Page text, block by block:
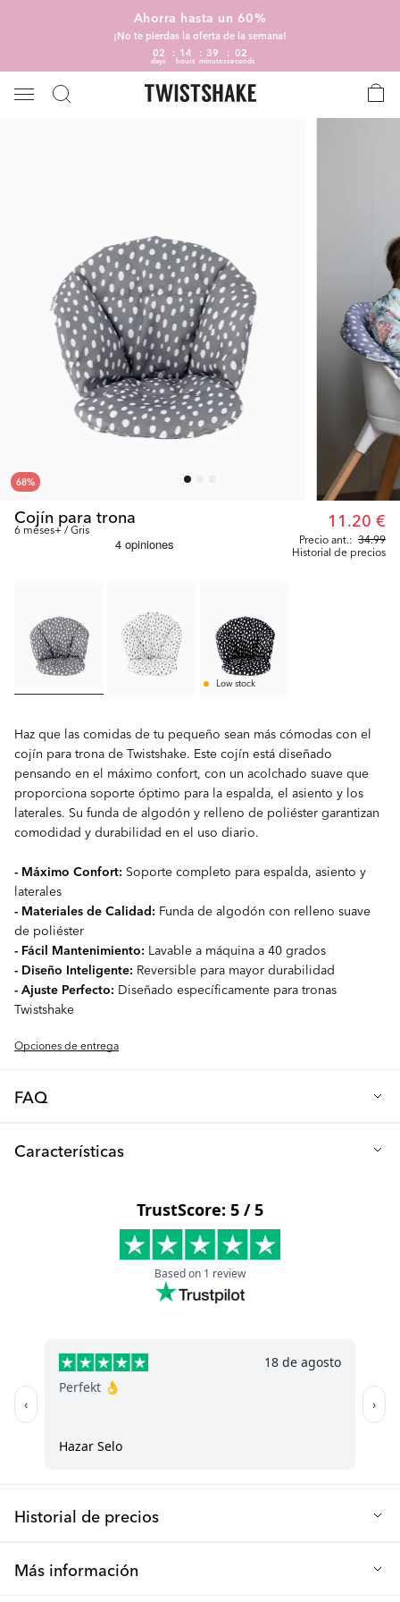
Ahorra hasta un 60%
¡No te pierdas la oferta de la semana!
02
days
14
hours
39
minutes
01
seconds
68%
Cojín para trona
6 meses+ / Gris
Precio ant.: 34.99
11.20 €
Historial de precios
Low stock
Haz que las comidas de tu pequeño sean más cómodas con el
cojín para trona de Twistshake. Este cojín está diseñado
pensando en el máximo confort, con un acolchado suave que
proporciona soporte óptimo para la espalda, el asiento y los
laterales. Su funda de algodón y relleno de poliéster garantizan
comodidad y durabilidad en el uso diario.
- Máximo Confort: Soporte completo para espalda, asiento y
laterales
- Materiales de Calidad: Funda de algodón con relleno suave
de poliéster
- Fácil Mantenimiento: Lavable a máquina a 40 grados
- Diseño Inteligente: Reversible para mayor durabilidad
- Ajuste Perfecto: Diseñado específicamente para tronas
Twistshake
Opciones de entrega
FAQ
P: ¿Es fácil de limpiar?
Sí, puedes acoplar fácilmente el cojín a la silla y desmontarlo sin
esfuerzo para limpiarlo. Se puede lavar a máquina a 40 grados,
sin embargo, recomendamos lavado a mano para prolongar la
vida útil del producto. Para suciedad menor también puedes
Características
Material: Algodón y poliéster
Lavable en máquina: Sí, a 40 grados‎
Historial de precios
Más información